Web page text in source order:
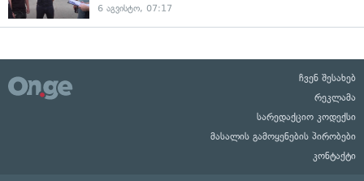
6 აგვისტო, 07:17
ჩვენ შესახებ
რეკლამა
სარედაქციო კოდექსი
მასალის გამოყენების პირობები
კონტაქტი